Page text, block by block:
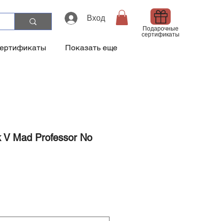
Вход
Подарочные
сертификаты
Показать еще
Mad Professor No